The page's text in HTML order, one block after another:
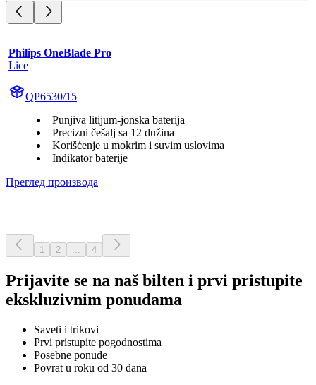
Philips OneBlade Pro
Lice
QP6530/15
Punjiva litijum-jonska baterija
Precizni češalj sa 12 dužina
Korišćenje u mokrim i suvim uslovima
Indikator baterije
Преглед производа
1 2 4
Prijavite se na naš bilten i prvi pristupite
ekskluzivnim ponudama
Saveti i trikovi
Prvi pristupite pogodnostima
Posebne ponude
Povrat u roku od 30 dana